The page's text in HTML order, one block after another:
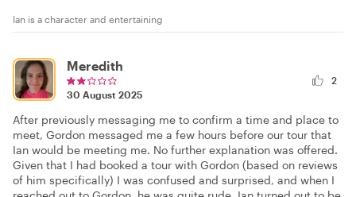
Ian is a character and entertaining
Meredith
30 August 2025
2
After previously messaging me to confirm a time and place to
meet, Gordon messaged me a few hours before our tour that
Ian would be meeting me. No further explanation was offered.
Given that I had booked a tour with Gordon (based on reviews
of him specifically) I was confused and surprised, and when I